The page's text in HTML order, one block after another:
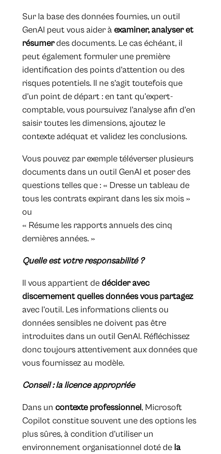
Sur la base des données fournies, un outil
GenAI peut vous aider àexaminer, analyser et
résumerdes documents. Le cas échéant, il
peut également formuler une première
identification des points d’attention ou des
risques potentiels. Il ne s’agit toutefois que
d’un point de départ : en tant qu’expert-
comptable, vous poursuivez l’analyse afin d’en
saisir toutes les dimensions, ajoutez le
contexte adéquat et validez les conclusions.
Vous pouvez par exemple téléverser plusieurs
documents dans un outil GenAI et poser des
questions telles que : « Dresse un tableau de
tous les contrats expirant dans les six mois »
ou
« Résume les rapports annuels des cinq
dernières années. »
Quelle est votre responsabilité ?
Il vous appartient dedécider avec
discernement quelles données vous partagez
avec l’outil. Les informations clients ou
données sensibles ne doivent pas être
introduites dans un outil GenAI. Réfléchissez
donc toujours attentivement aux données que
vous fournissez au modèle.
Conseil : la licence appropriée
Dans un contexte professionnel, Microsoft
Copilot constitue souvent une des options les
plus sûres, à condition d’utiliser un
environnement organisationnel doté de la